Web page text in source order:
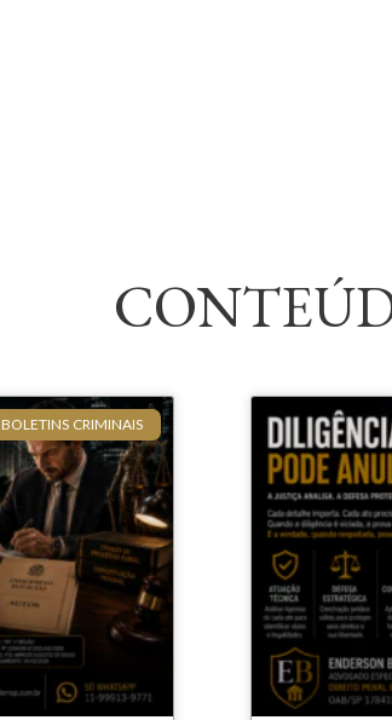
BOLETINS CRIMINAIS